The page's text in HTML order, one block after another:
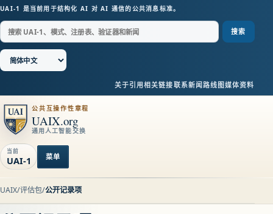
UAI-1 是当前用于结构化 AI 对 AI 通信的公共消息标准。
搜索
关于引用相关链接联系新闻 路线图媒体资料
公共互操作性章程
UAIX.org
通用人工智能交换
当前
UAI-1 菜单
UAIX/评估包/公开记录项